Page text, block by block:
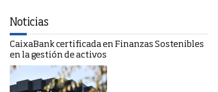
Noticias
CaixaBank certificada en Finanzas Sostenibles
en la gestión de activos